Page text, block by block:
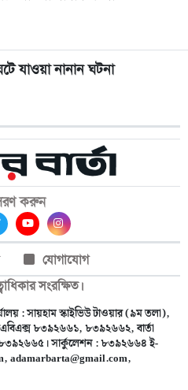
যাওয়া নানান ঘটনা
করুন
যোগাযোগ
সংরক্ষিত।
: সায়হাম স্কাইভিউ টাওয়ার (৯ম তলা),
৮৩৯২৬৬১, ৮৩৯২৬৬২, বার্তা
সার্কুলেশন : ৮৩৯২৬৬৪ ই-
,adamarbarta@gmail.com,